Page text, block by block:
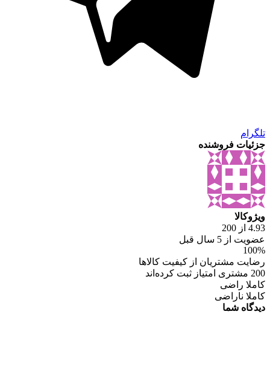
تلگرام
جزئیات فروشنده
ویژوکالا
4.93 از 200
عضویت از 5 سال قبل
100%
رضایت مشتریان از کیفیت کالاها
200 مشتری امتیاز ثبت کرده‌اند
کاملا راضی
کاملا ناراضی
دیدگاه شما